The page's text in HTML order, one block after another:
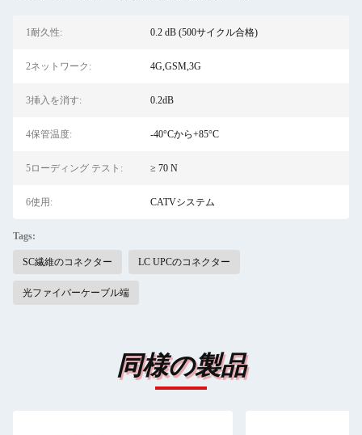
1耐久性: 0.2 dB (500サイクル合格)
2ネットワーク: 4G,GSM,3G
3挿入を消す: 0.2dB
4保管温度: -40°Cから+85°C
5ローディング テスト: ≥ 70 N
6使用: CATVシステム
Tags:
SC繊維のコネクター LC UPCのコネクター
光ファイバーケーブル端
同様の製品